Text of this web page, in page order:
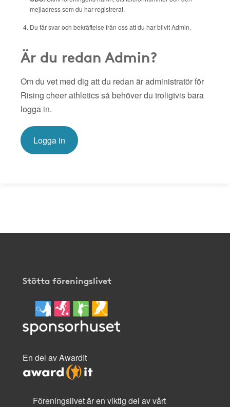
mejladress som du har registrerat.
Du får svar och bekräftelse från oss att du har blivit Admin.
Är du redan Admin?
Om du vet med dig att du redan är administratör för
Rising cheer athletics så behöver du troligtvis bara
logga in.
Logga in
Stötta föreningslivet
En del av AwardIt
Föreningslivet är en viktig del av vårt